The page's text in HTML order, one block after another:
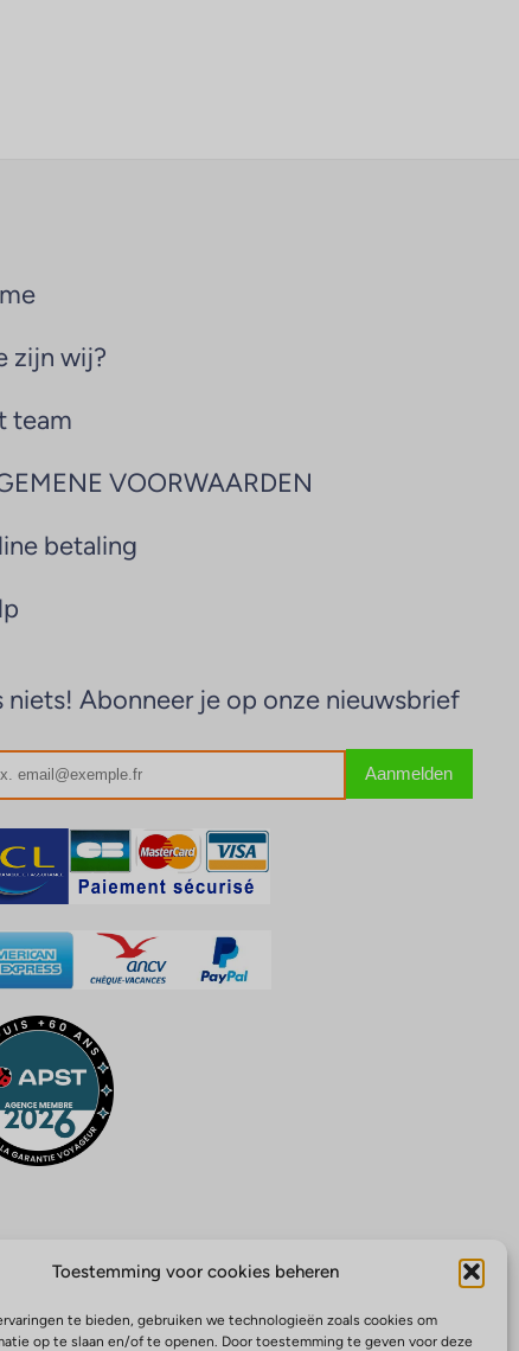
Toestemming voor cookies beheren
te bieden, gebruiken we technologieën zoals cookies om
op te slaan en/of te openen. Door toestemming te geven voor deze
zijn wij?
team
VOORWAARDEN
betaling
niets! Abonneer je op onze nieuwsbrief